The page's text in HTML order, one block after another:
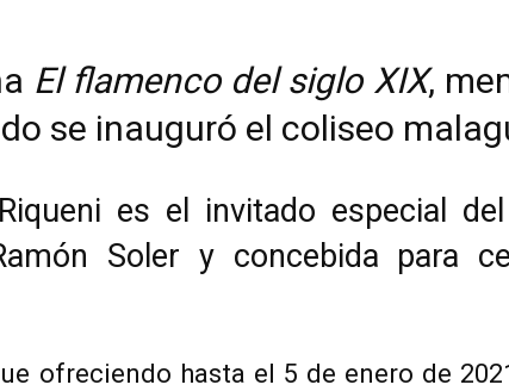
El flamenco del siglo XIX,
se inauguró el coliseo
es el invitado especial
Soler y concebida para
ofreciendo hasta el 5 de enero de